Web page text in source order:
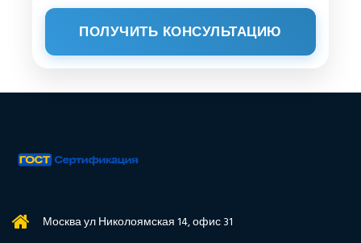
ПОЛУЧИТЬ КОНСУЛЬТАЦИЮ
Москва ул Николоямская 14, офис 31